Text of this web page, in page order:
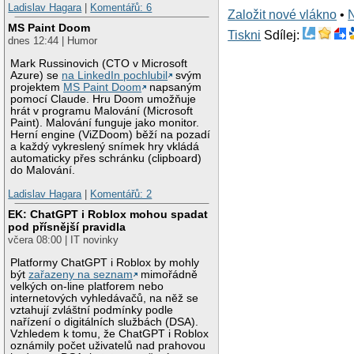
Ladislav Hagara
Komentářů: 6
MS Paint Doom
dnes 12:44 | Humor
Mark Russinovich (CTO v Microsoft
Azure) se na LinkedIn pochlubil
svým
projektem MS Paint Doom
napsaným
pomocí Claude. Hru Doom umožňuje
hrát v programu Malování (Microsoft
Paint). Malování funguje jako monitor.
Herní engine (ViZDoom) běží na pozadí
a každý vykreslený snímek hry vkládá
automaticky přes schránku (clipboard)
do Malování.
Ladislav Hagara
Komentářů: 2
EK: ChatGPT i Roblox mohou spadat
pod přísnější pravidla
včera 08:00 | IT novinky
Platformy ChatGPT i Roblox by mohly
býtzařazeny na seznam
mimořádně
velkých on-line platforem nebo
internetových vyhledávačů, na něž se
vztahují zvláštní podmínky podle
nařízení o digitálních službách (DSA).
Vzhledem k tomu, že ChatGPT i Roblox
oznámily počet uživatelů nad prahovou
Založit nové vlákno •
Tiskni Sdílej: